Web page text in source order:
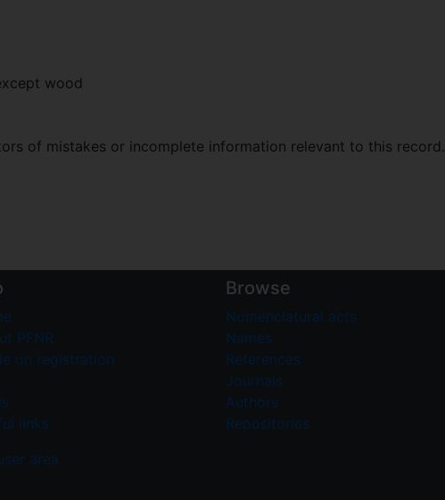
wood
of mistakes or incomplete information relevant to this record.
PFNR
on registration
links
area
Browse
Nomenclatural acts
Names
References
Journals
Authors
Repositories